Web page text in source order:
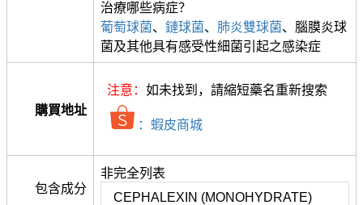
治療哪些病症？
葡萄球菌、 鏈球菌、 肺炎雙球菌、腦膜炎球
菌及其他具有感受性細菌引起之感染症
購買地址
注意： 如未找到，請縮短藥名重新搜索
：蝦皮商城
包含成分
非完全列表
CEPHALEXIN (MONOHYDRATE)